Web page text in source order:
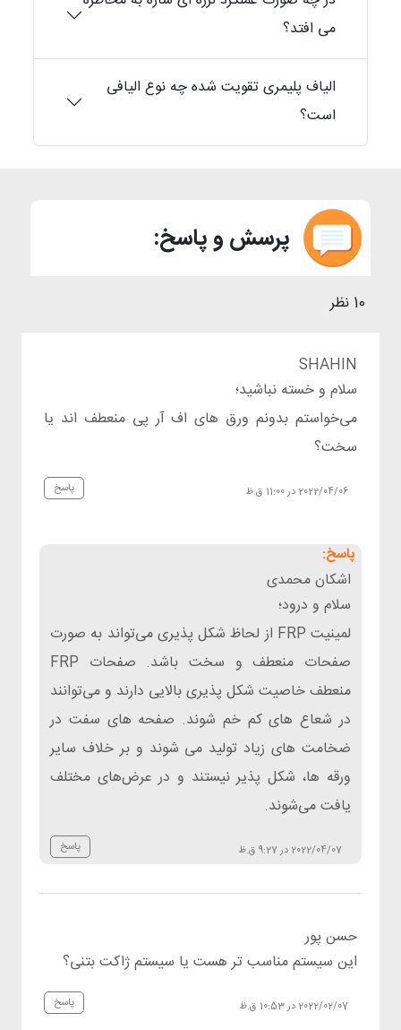
می افتد؟
الیاف پلیمری تقویت شده چه نوع الیافی
است؟
پرسش و پاسخ:
10 نظر
SHAHIN
2022/04/06 در 11:00 ق.ظ
سلام و خسته نباشید؛
می‌خواستم بدونم ورق های اف آر پی منعطف اند یا
سخت؟
پاسخ
اشکان محمدی
2022/04/07 در 9:27 ق.ظ
سلام و درود؛
لمینیت FRP از لحاظ شکل پذیری می‌تواند به صورت
صفحات منعطف و سخت باشد. صفحات FRP
منعطف خاصیت شکل پذیری بالایی دارند و می‌توانند
در شعاع های کم خم شوند. صفحه های سفت در
ضخامت های زیاد تولید می شوند و بر خلاف سایر
ورقه ها، شکل پذیر نیستند و در عرض‌های مختلف
یافت می‌شوند.
پاسخ
حسن پور
2022/02/07 در 10:53 ق.ظ
این سیستم مناسب تر هست یا سیستم ژاکت بتنی؟
پاسخ